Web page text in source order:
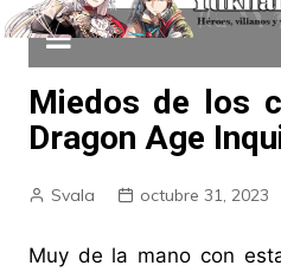
Miedos de los
Dragon Age
Svala octubre 31, 2023
Muy de la mano con